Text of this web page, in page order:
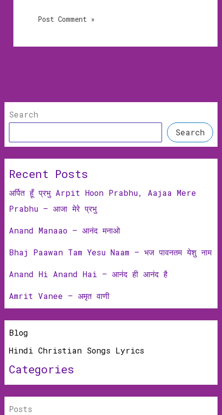
Search
Search
Recent Posts
अर्पित हूँ प्रभु Arpit Hoon Prabhu, Aajaa Mere
Prabhu – आजा मेरे प्रभु
Anand Manaao – आनंद मनाओ
Bhaj Paawan Tam Yesu Naam – भज पावनतम येशु नाम
Anand Hi Anand Hai – आनंद ही आनंद है
Amrit Vanee – अमृत वाणी
Blog
Hindi Christian Songs Lyrics
Categories
Posts